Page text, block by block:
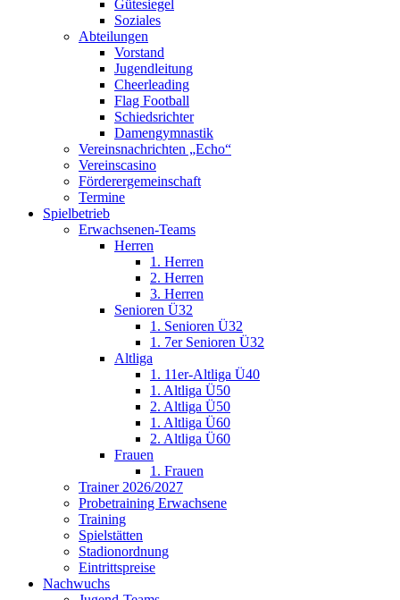
Gütesiegel
Soziales
Abteilungen
Vorstand
Jugendleitung
Cheerleading
Flag Football
Schiedsrichter
Damengymnastik
Vereinsnachrichten „Echo“
Vereinscasino
Förderergemeinschaft
Termine
Spielbetrieb
Erwachsenen-Teams
Herren
1. Herren
2. Herren
3. Herren
Senioren Ü32
1. Senioren Ü32
1. 7er Senioren Ü32
Altliga
1. 11er-Altliga Ü40
1. Altliga Ü50
2. Altliga Ü50
1. Altliga Ü60
2. Altliga Ü60
Frauen
1. Frauen
Trainer 2026/2027
Probetraining Erwachsene
Training
Spielstätten
Stadionordnung
Eintrittspreise
Nachwuchs